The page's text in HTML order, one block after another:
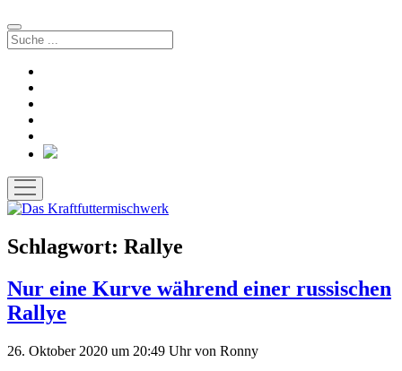
Suchen
Bluesky
Menü
öffnen
Schlagwort: Rallye
Nur eine Kurve während einer russischen
Rallye
26. Oktober 2020 um 20:49 Uhrvon Ronny